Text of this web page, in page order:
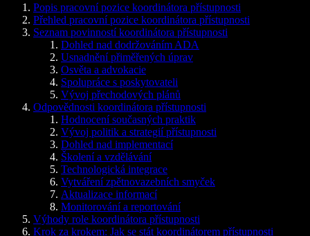
Popis pracovní pozice koordinátora přístupnosti
Přehled pracovní pozice koordinátora přístupnosti
Seznam povinností koordinátora přístupnosti
Dohled nad dodržováním ADA
Usnadnění přiměřených úprav
Osvěta a advokacie
Spolupráce s poskytovateli
Vývoj přechodových plánů
Odpovědnosti koordinátora přístupnosti
Hodnocení současných praktik
Vývoj politik a strategií přístupnosti
Dohled nad implementací
Školení a vzdělávání
Technologická integrace
Vytváření zpětnovazebních smyček
Aktualizace informací
Monitorování a reportování
Výhody role koordinátora přístupnosti
Krok za krokem: Jak se stát koordinátorem přístupnosti